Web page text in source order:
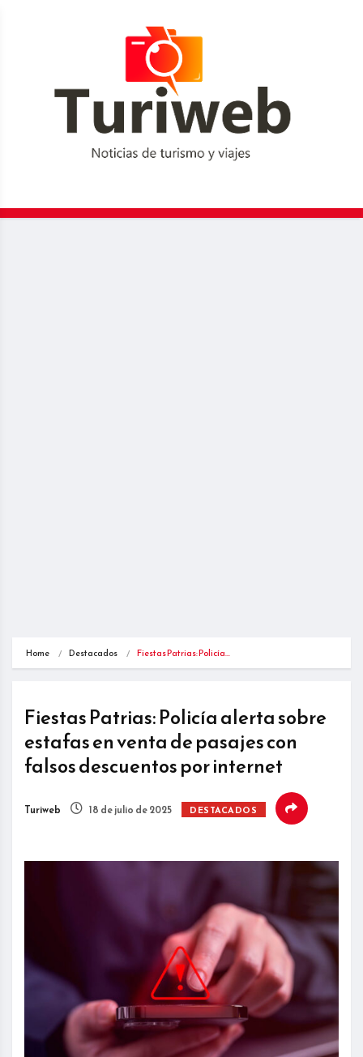
Home Destacados Fiestas Patrias: Policía…
Fiestas Patrias: Policía alerta sobre
estafas en venta de pasajes con
falsos descuentos por internet
Turiweb 18 de julio de 2025 DESTACADOS